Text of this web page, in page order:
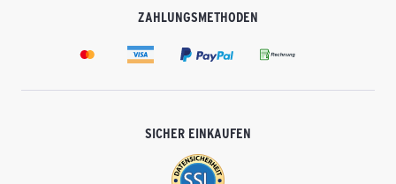
ZAHLUNGSMETHODEN
SICHER EINKAUFEN